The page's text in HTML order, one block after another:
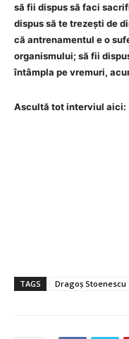
să fii dispus să faci
dispus să te trezești de
că antrenamentul e o
organismului; să fii
întâmpla pe vremuri,
Ascultă tot interviul aici:
TAGS Dragoș Stoenescu